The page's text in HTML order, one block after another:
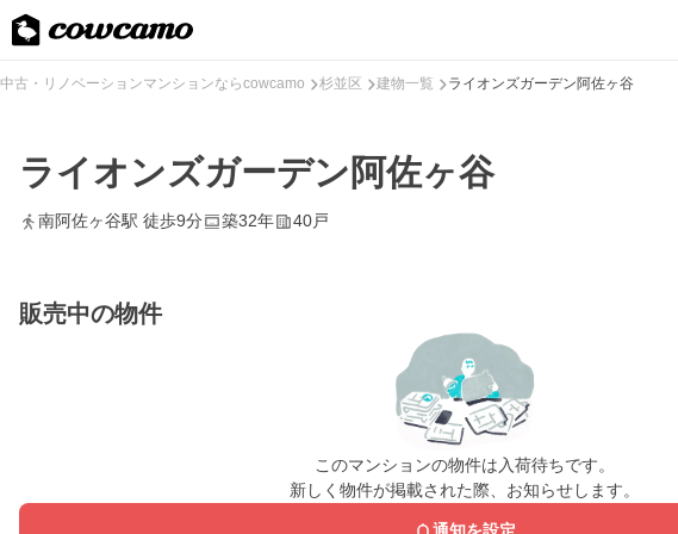
中古・リノベーションマンションならcowcamo 杉並区 建物一覧 ライオンズガーデン阿佐ヶ谷
ライオンズガーデン阿佐ヶ谷
南阿佐ヶ谷駅 徒歩9分 築32年 40戸
販売中の物件
このマンションの物件は入荷待ちです。
新しく物件が掲載された際、お知らせします。